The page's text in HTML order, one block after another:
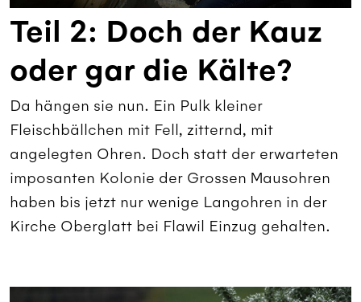
Teil 2: Doch der Kauz
oder gar die Kälte?
Da hängen sie nun. Ein Pulk kleiner
Fleischbällchen mit Fell, zitternd, mit
angelegten Ohren. Doch statt der erwarteten
imposanten Kolonie der Grossen Mausohren
haben bis jetzt nur wenige Langohren in der
Kirche Oberglatt bei Flawil Einzug gehalten.